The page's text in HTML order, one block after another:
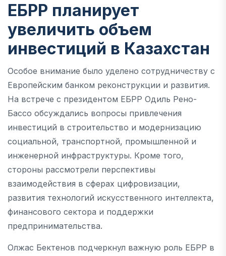
ЕБРР планирует
увеличить объем
инвестиций в Казахстан
Особое внимание было уделено сотрудничеству с
Европейским банком реконструкции и развития.
На встрече с президентом ЕБРР Одиль Рено-
Бассо обсуждались вопросы привлечения
инвестиций в строительство и модернизацию
социальной, транспортной, промышленной и
инженерной инфраструктуры. Кроме того,
стороны рассмотрели перспективы
взаимодействия в сферах цифровизации,
развития технологий искусственного интеллекта,
финансового сектора и поддержки
предпринимательства.
Олжас Бектенов подчеркнул важную роль ЕБРР в